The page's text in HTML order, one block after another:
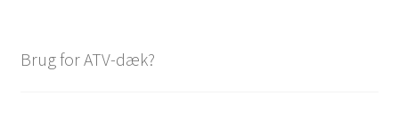
Brug for ATV-dæk?